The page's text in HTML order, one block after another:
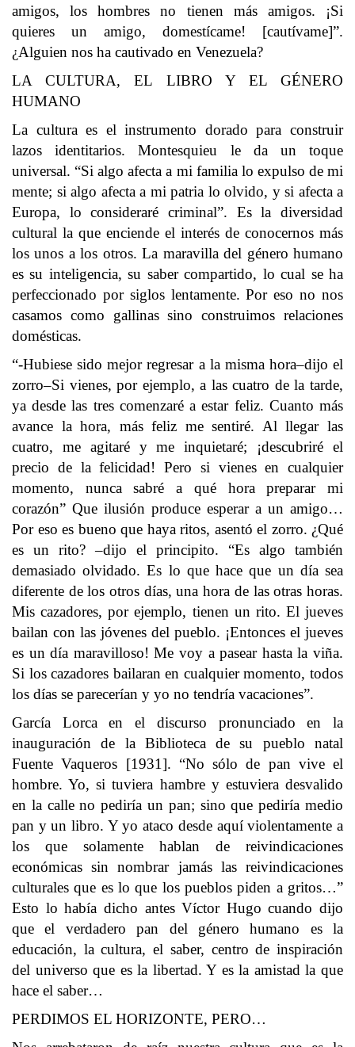
amigos, los hombres no tienen más amigos. ¡Si
quieres un amigo, domestícame! [cautívame]”.
¿Alguien nos ha cautivado en Venezuela?
LA CULTURA, EL LIBRO Y EL GÉNERO
HUMANO
La cultura es el instrumento dorado para construir
lazos identitarios. Montesquieu le da un toque
universal. “Si algo afecta a mi familia lo expulso de mi
mente; si algo afecta a mi patria lo olvido, y si afecta a
Europa, lo consideraré criminal”. Es la diversidad
cultural la que enciende el interés de conocernos más
los unos a los otros. La maravilla del género humano
es su inteligencia, su saber compartido, lo cual se ha
perfeccionado por siglos lentamente. Por eso no nos
casamos como gallinas sino construimos relaciones
domésticas.
“-Hubiese sido mejor regresar a la misma hora–dijo el
zorro–Si vienes, por ejemplo, a las cuatro de la tarde,
ya desde las tres comenzaré a estar feliz. Cuanto más
avance la hora, más feliz me sentiré. Al llegar las
cuatro, me agitaré y me inquietaré; ¡descubriré el
precio de la felicidad! Pero si vienes en cualquier
momento, nunca sabré a qué hora preparar mi
corazón” Que ilusión produce esperar a un amigo…
Por eso es bueno que haya ritos, asentó el zorro. ¿Qué
es un rito? –dijo el principito. “Es algo también
demasiado olvidado. Es lo que hace que un día sea
diferente de los otros días, una hora de las otras horas.
Mis cazadores, por ejemplo, tienen un rito. El jueves
bailan con las jóvenes del pueblo. ¡Entonces el jueves
es un día maravilloso! Me voy a pasear hasta la viña.
Si los cazadores bailaran en cualquier momento, todos
los días se parecerían y yo no tendría vacaciones”.
García Lorca en el discurso pronunciado en la
inauguración de la Biblioteca de su pueblo natal
Fuente Vaqueros [1931]. “No sólo de pan vive el
hombre. Yo, si tuviera hambre y estuviera desvalido
en la calle no pediría un pan; sino que pediría medio
pan y un libro. Y yo ataco desde aquí violentamente a
los que solamente hablan de reivindicaciones
económicas sin nombrar jamás las reivindicaciones
culturales que es lo que los pueblos piden a gritos…”
Esto lo había dicho antes Víctor Hugo cuando dijo
que el verdadero pan del género humano es la
educación, la cultura, el saber, centro de inspiración
del universo que es la libertad. Y es la amistad la que
hace el saber…
PERDIMOS EL HORIZONTE, PERO…